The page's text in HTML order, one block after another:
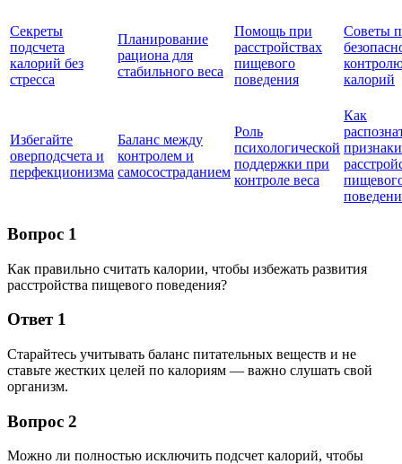
Секреты
подсчета
калорий без
стресса
Планирование
рациона для
стабильного веса
Помощь при
расстройствах
пищевого
поведения
Советы
калорий
Избегайте
оверподсчета и
перфекционизма
Баланс между
контролем и
самосостраданием
Роль
психологической
поддержки при
контроле веса
Как
признаки
Вопрос 1
Как правильно считать калории, чтобы избежать развития
расстройства пищевого поведения?
Ответ 1
Старайтесь учитывать баланс питательных веществ и не
ставьте жестких целей по калориям — важно слушать свой
организм.
Вопрос 2
Можно ли полностью исключить подсчет калорий, чтобы